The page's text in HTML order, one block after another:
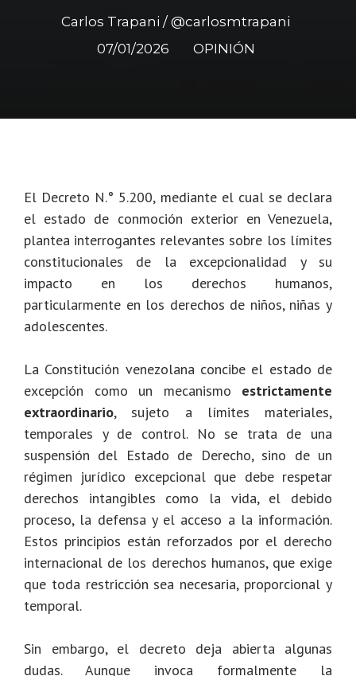
Carlos Trapani / @carlosmtrapani
07/01/2026
OPINIÓN
El Decreto N.° 5.200, mediante el cual se declara
el estado de conmoción exterior en Venezuela,
plantea interrogantes relevantes sobre los límites
constitucionales de la excepcionalidad y su
impacto en los derechos humanos,
particularmente en los derechos de niños, niñas y
adolescentes.
La Constitución venezolana concibe el estado de
excepción como un mecanismo estrictamente
extraordinario, sujeto a límites materiales,
temporales y de control. No se trata de una
suspensión del Estado de Derecho, sino de un
régimen jurídico excepcional que debe respetar
derechos intangibles como la vida, el debido
proceso, la defensa y el acceso a la información.
Estos principios están reforzados por el derecho
internacional de los derechos humanos, que exige
que toda restricción sea necesaria, proporcional y
temporal.
Sin embargo, el decreto deja abierta algunas
dudas. Aunque invoca formalmente la